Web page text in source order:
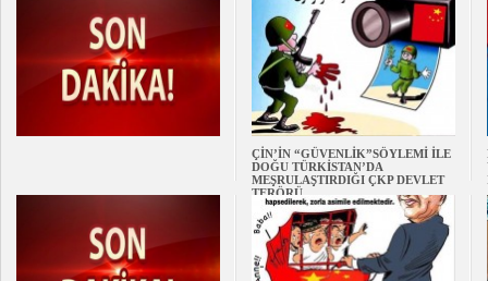
ÇİN’İN “GÜVENLİK”SÖYLEMİ İLE
DOĞU TÜRKİSTAN’DA
MEŞRULAŞTIRDIĞI ÇKP DEVLET
TERÖRÜ